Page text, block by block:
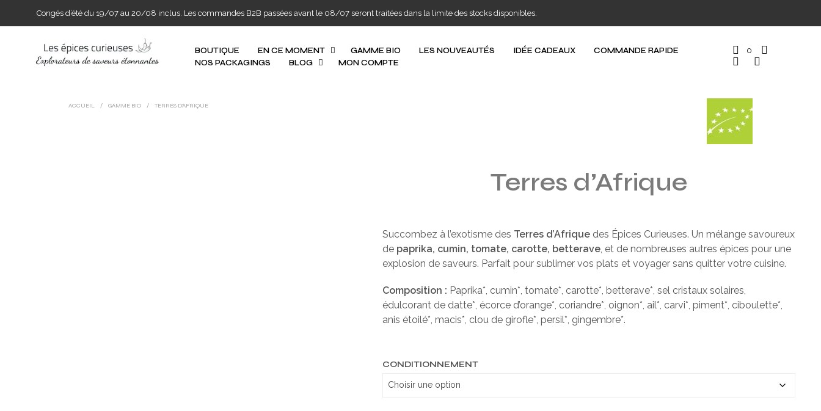
Congés d’été du 19/07 au 20/08 inclus. Les commandes B2B passées avant le 08/07 seront traitées dans la limite des stocks disponibles.
BOUTIQUE EN CE MOMENT GAMME BIO LES NOUVEAUTÉS IDÉE CADEAUX
COMMANDE RAPIDE
NOS PACKAGINGS
BLOG MON COMPTE
0
ACCUEIL / GAMME BIO / TERRES D’AFRIQUE
Terres d’Afrique
Succombez à l’exotisme des Terres d’Afriquedes Épices Curieuses. Un mélange savoureux
de paprika, cumin, tomate, carotte, betterave, et de nombreuses autres épices pour une
explosion de saveurs. Parfait pour sublimer vos plats et voyager sans quitter votre cuisine.
Composition : Paprika*, cumin*, tomate*, carotte*, betterave*, sel cristaux solaires,
édulcorant de datte*, écorce d’orange*, coriandre*, oignon*, ail*, carvi*, piment*, ciboulette*,
anis étoilé*, macis*, clou de girofle*, persil*, gingembre*.
CONDITIONNEMENT